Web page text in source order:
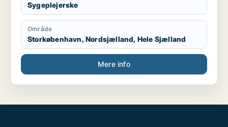
Har arbejdet indenfor branchen siden juli 2018.
Sygeplejerske
Område
Storkøbenhavn, Nordsjælland, Hele Sjælland
Mere info